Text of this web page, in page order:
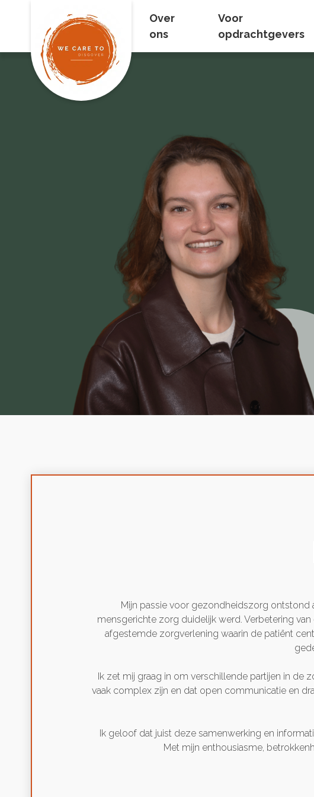
Over
ons
Voor
opdrachtgevers
Mijn passie voor gezondheidszorg ontstond
mensgerichte zorg duidelijk werd. Verbetering
afgestemde zorgverlening waarin de patiënt
Ik zet mij graag in om verschillende partijen in de
vaak complex zijn en dat open communicatie en
Ik geloof dat juist deze samenwerking en
Met mijn enthousiasme,